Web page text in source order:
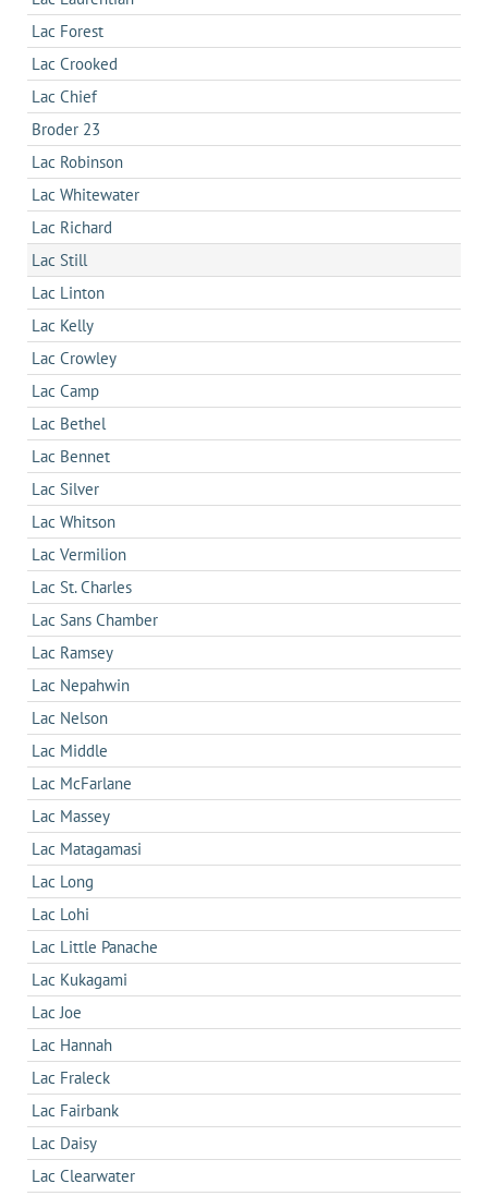
Lac Forest
Lac Crooked
Lac Chief
Broder 23
Lac Robinson
Lac Whitewater
Lac Richard
Lac Still
Lac Linton
Lac Kelly
Lac Crowley
Lac Camp
Lac Bethel
Lac Bennet
Lac Silver
Lac Whitson
Lac Vermilion
Lac St. Charles
Lac Sans Chamber
Lac Ramsey
Lac Nepahwin
Lac Nelson
Lac Middle
Lac McFarlane
Lac Massey
Lac Matagamasi
Lac Long
Lac Lohi
Lac Little Panache
Lac Kukagami
Lac Joe
Lac Hannah
Lac Fraleck
Lac Fairbank
Lac Daisy
Lac Clearwater